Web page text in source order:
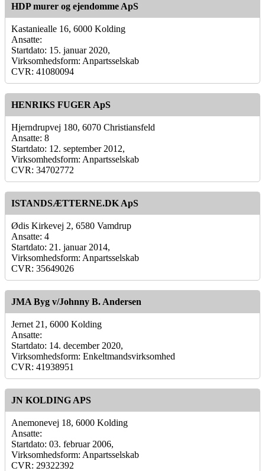
HDP murer og ejendomme ApS
Kastaniealle 16, 6000 Kolding
Ansatte:
Startdato: 15. januar 2020,
Virksomhedsform: Anpartsselskab
CVR: 41080094
HENRIKS FUGER ApS
Hjerndrupvej 180, 6070 Christiansfeld
Ansatte: 8
Startdato: 12. september 2012,
Virksomhedsform: Anpartsselskab
CVR: 34702772
ISTANDSÆTTERNE.DK ApS
Ødis Kirkevej 2, 6580 Vamdrup
Ansatte: 4
Startdato: 21. januar 2014,
Virksomhedsform: Anpartsselskab
CVR: 35649026
JMA Byg v/Johnny B. Andersen
Jernet 21, 6000 Kolding
Ansatte:
Startdato: 14. december 2020,
Virksomhedsform: Enkeltmandsvirksomhed
CVR: 41938951
JN KOLDING APS
Anemonevej 18, 6000 Kolding
Ansatte:
Startdato: 03. februar 2006,
Virksomhedsform: Anpartsselskab
CVR: 29322392